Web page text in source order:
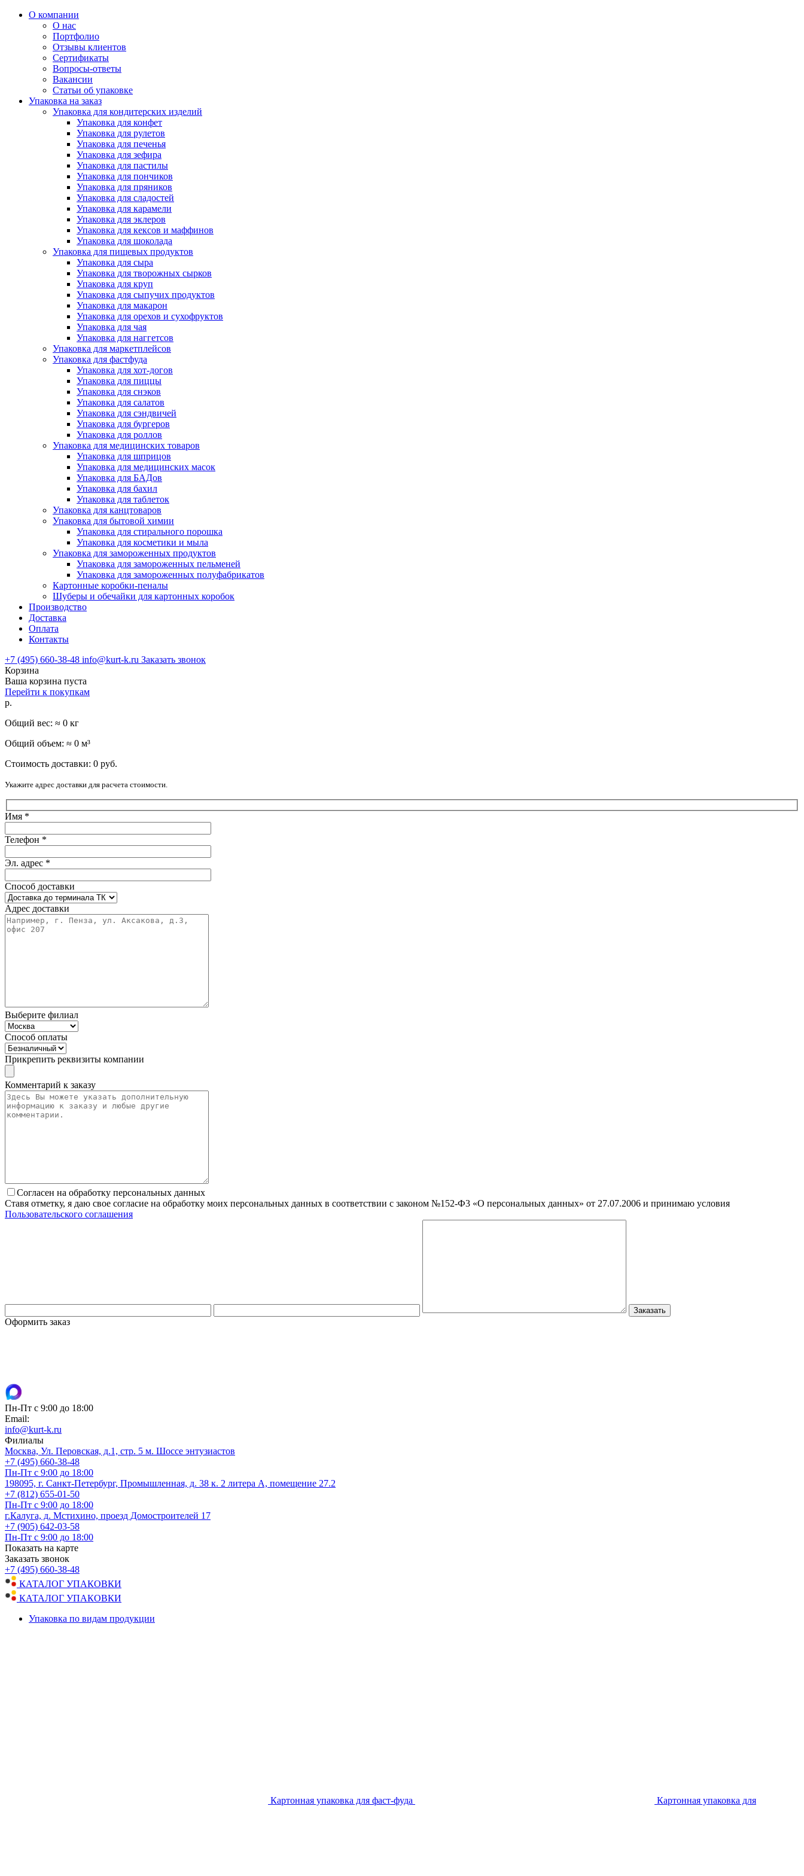
О компании
О нас
Портфолио
Отзывы клиентов
Сертификаты
Вопросы-ответы
Вакансии
Статьи об упаковке
Упаковка на заказ
Упаковка для кондитерских изделий
Упаковка для конфет
Упаковка для рулетов
Упаковка для печенья
Упаковка для зефира
Упаковка для пастилы
Упаковка для пончиков
Упаковка для пряников
Упаковка для сладостей
Упаковка для карамели
Упаковка для эклеров
Упаковка для кексов и маффинов
Упаковка для шоколада
Упаковка для пищевых продуктов
Упаковка для сыра
Упаковка для творожных сырков
Упаковка для круп
Упаковка для сыпучих продуктов
Упаковка для макарон
Упаковка для орехов и сухофруктов
Упаковка для чая
Упаковка для наггетсов
Упаковка для маркетплейсов
Упаковка для фастфуда
Упаковка для хот-догов
Упаковка для пиццы
Упаковка для снэков
Упаковка для салатов
Упаковка для сэндвичей
Упаковка для бургеров
Упаковка для роллов
Упаковка для медицинских товаров
Упаковка для шприцов
Упаковка для медицинских масок
Упаковка для БАДов
Упаковка для бахил
Упаковка для таблеток
Упаковка для канцтоваров
Упаковка для бытовой химии
Упаковка для стирального порошка
Упаковка для косметики и мыла
Упаковка для замороженных продуктов
Упаковка для замороженных пельменей
Упаковка для замороженных полуфабрикатов
Картонные коробки-пеналы
Шуберы и обечайки для картонных коробок
Производство
Доставка
Оплата
Контакты
+7 (495) 660-38-48 info@kurt-k.ru Заказать звонок
Корзина
Ваша корзина пуста
Перейти к покупкам
р.
Общий вес: ≈ 0 кг
Общий объем: ≈ 0 м³
Стоимость доставки: 0 руб.
Укажите адрес доставки для расчета стоимости.
Имя *
Телефон *
Эл. адрес *
Способ доставки
Адрес доставки
Выберите филиал
Способ оплаты
Прикрепить реквизиты компании
Комментарий к заказу
Согласен на обработку персональных данных
Ставя отметку, я даю свое согласие на обработку моих персональных данных в соответствии с законом №152-Ф3 «О персональных данных» от 27.07.2006 и принимаю условия
Пользовательского соглашения
Оформить заказ
Пн-Пт с 9:00 до 18:00
Email:
info@kurt-k.ru
Филиалы
Москва, Ул. Перовская, д.1, стр. 5 м. Шоссе энтузиастов
+7 (495) 660-38-48
Пн-Пт с 9:00 до 18:00
198095, г. Санкт-Петербург, Промышленная, д. 38 к. 2 литера А, помещение 27.2
+7 (812) 655-01-50
Пн-Пт с 9:00 до 18:00
г.Калуга, д. Мстихино, проезд Домостроителей 17
+7 (905) 642-03-58
Пн-Пт с 9:00 до 18:00
Показать на карте
Заказать звонок
+7 (495) 660-38-48
КАТАЛОГ УПАКОВКИ
КАТАЛОГ УПАКОВКИ
Упаковка по видам продукции
Картонная упаковка для фаст-фуда Картонная упаковка для